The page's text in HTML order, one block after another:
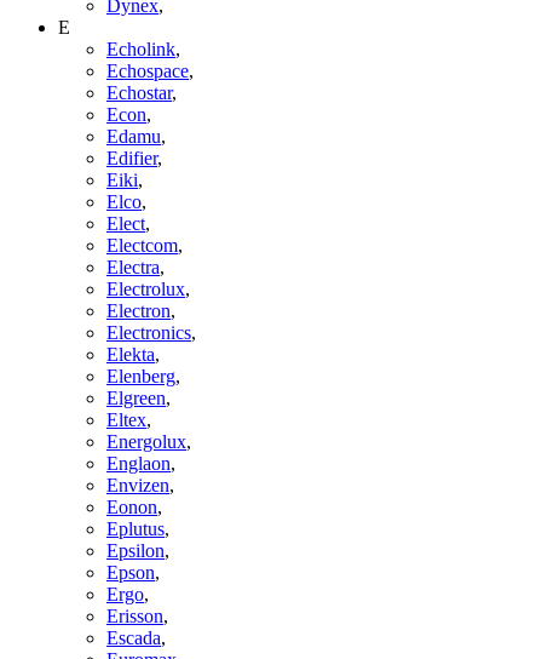
Dynex,
E
Echolink,
Echospace,
Echostar,
Econ,
Edamu,
Edifier,
Eiki,
Elco,
Elect,
Electcom,
Electra,
Electrolux,
Electron,
Electronics,
Elekta,
Elenberg,
Elgreen,
Eltex,
Energolux,
Englaon,
Envizen,
Eonon,
Eplutus,
Epsilon,
Epson,
Ergo,
Erisson,
Escada,